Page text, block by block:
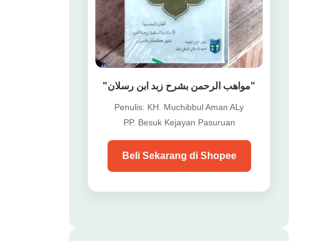
"مواهب الرحمن بشرح زبد ابن رسلان"
Penulis: KH. Muchibbul Aman ALy
PP. Besuk Kejayan Pasuruan
Beli Sekarang di Shopee